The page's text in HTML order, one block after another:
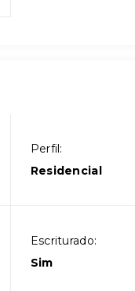
Perfil:
Residencial
Escriturado:
Sim